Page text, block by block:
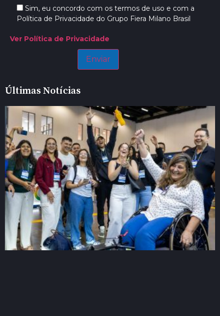
Sim, eu concordo com os termos de uso e com a
Política de Privacidade do Grupo Fiera Milano Brasil
Ver Política de Privacidade
Últimas Notícias